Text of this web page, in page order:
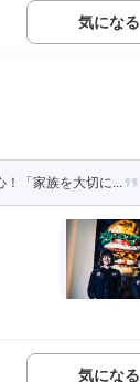
気になる
！「家族を大切に...
気になる